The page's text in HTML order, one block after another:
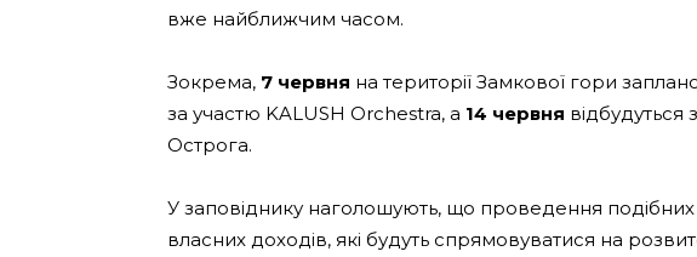
вже найближчим часом.
Зокрема, 7 червня на території Замкової гори
за участю KALUSH Orchestra, а 14 червня відбудуться
Острога.
У заповіднику наголошують, що проведення
власних доходів, які будуть спрямовуватися на